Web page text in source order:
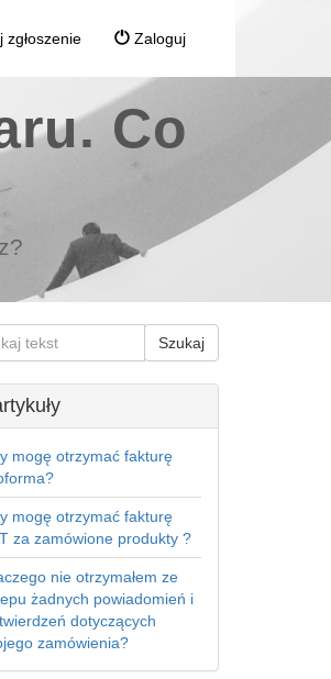
zgłoszenie Zaloguj
Co
mogę otrzymać fakturę
mogę otrzymać fakturę
za zamówione produkty ?
nie otrzymałem ze
żadnych powiadomień i
dotyczących
zamówienia?